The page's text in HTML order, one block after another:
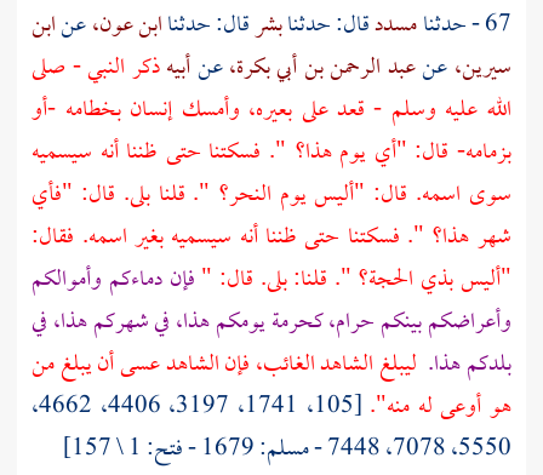
67 - حدثنا
مسددقال: حدثنابشرقال: حدثناابن عون،عنابن
سيرين،عنعبد الرحمن بن أبي بكرة،عنأبيهذكر النبي - صلى
الله عليه وسلم - قعد على بعيره، وأمسك إنسان بخطامه -أو
بزمامه- قال: "أي يوم هذا؟ ". فسكتنا حتى ظننا أنه سيسميه
سوى اسمه. قال: "أليس يوم النحر؟ ". قلنا بلى. قال: "فأي
شهر هذا؟ ". فسكتنا حتى ظننا أنه سيسميه بغير اسمه. فقال:
"أليس بذي الحجة؟ ". قلنا: بلى. قال: "فإن دماءكم وأموالكم
وأعراضكم بينكم حرام، كحرمة يومكم هذا، في شهركم هذا، في
بلدكم هذا. ليبلغ الشاهد الغائب، فإن الشاهد عسى أن يبلغ من
هو أوعى له منه".
[105، 1741، 3197، 4406، 4662،
5550، 7078، 7448 - مسلم: 1679 - فتح: 1 \ 157]